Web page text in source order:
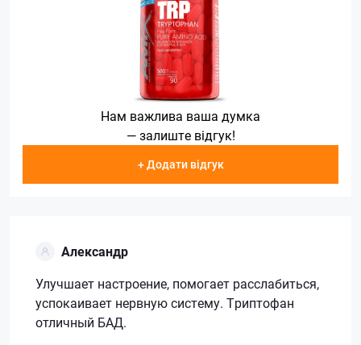
Нам важлива ваша думка
— залиште відгук!
+ Додати відгук
Александр
Улучшает настроение, помогает расслабиться,
успокаивает нервную систему. Триптофан
отличный БАД.